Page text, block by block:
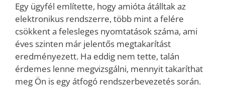
Egy ügyfél említette, hogy amióta átálltak az
elektronikus rendszerre, több mint a felére
csökkent a felesleges nyomtatások száma, ami
éves szinten már jelentős megtakarítást
eredményezett. Ha eddig nem tette, talán
érdemes lenne megvizsgálni, mennyit takaríthat
meg Ön is egy átfogó rendszerbevezetés során.